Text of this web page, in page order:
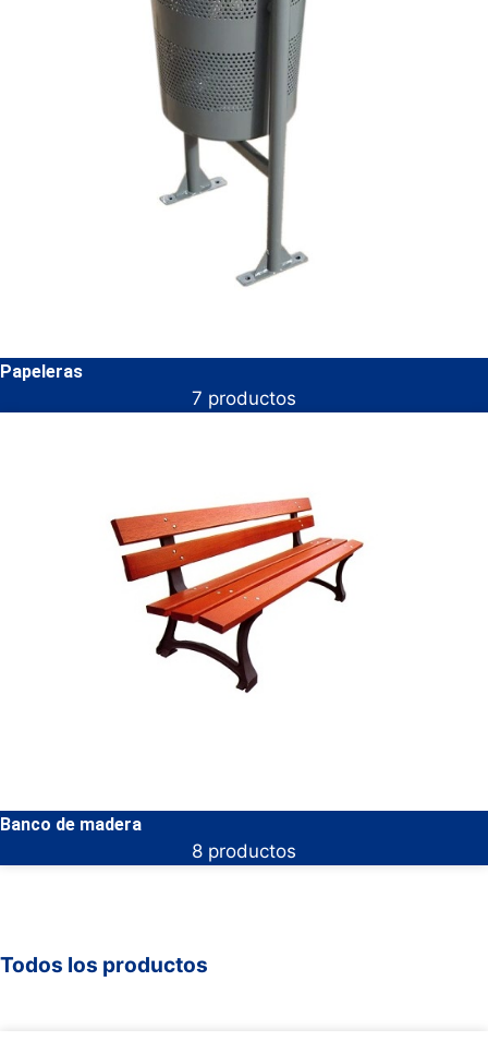
Papeleras
7 productos
Banco de madera
8 productos
Todos los productos